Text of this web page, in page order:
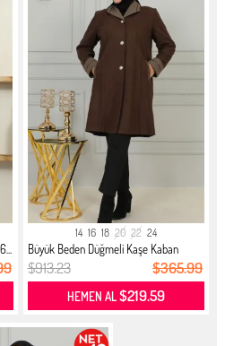
14 16 18 20 22 24
Büyük Beden Düğmeli Kaşe Kaban
0328...
$913.23 $365.99
HEMEN AL$219.59